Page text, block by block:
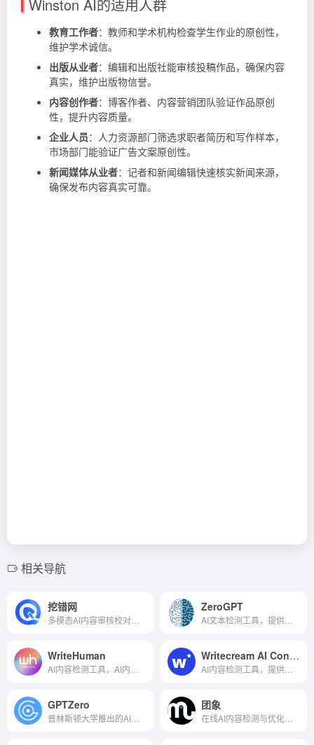
Winston AI的适用人群
教育工作者：教师和学术机构检查学生作业的原创性，
维护学术诚信。
出版从业者：编辑和出版社能审核投稿作品，确保内容
真实，维护出版物信誉。
内容创作者：博客作者、内容营销团队验证作品原创
性，提升内容质量。
企业人员：人力资源部门筛选求职者简历和写作样本，
市场部门能验证广告文案原创性。
新闻媒体从业者：记者和新闻编辑快速核实新闻来源，
确保发布内容真实可靠。
相关导航
挖错网 ZeroGPT
WriteHuman Writecream AI Content Detector
GPTZero 团象